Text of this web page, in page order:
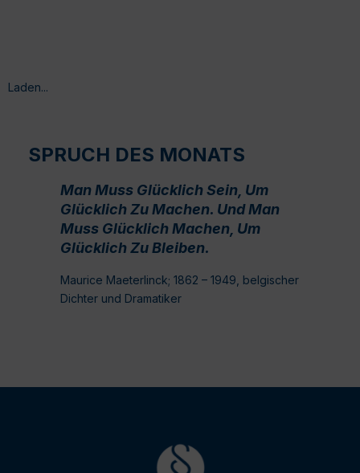
Laden...
SPRUCH DES MONATS
Man Muss Glücklich Sein, Um
Glücklich Zu Machen. Und Man
Muss Glücklich Machen, Um
Glücklich Zu Bleiben.
Maurice Maeterlinck; 1862 – 1949, belgischer
Dichter und Dramatiker